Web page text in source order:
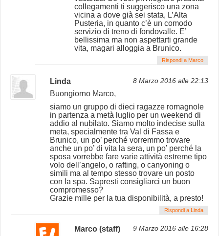
collegamenti ti suggerisco una zona
vicina a dove già sei stata, L’Alta
Pusteria, in quanto c’è un comodo
servizio di treno di fondovalle. E’
bellissima ma non aspettarti grande
vita, magari alloggia a Brunico.
Rispondi a Marco
Linda 8 Marzo 2016 alle 22:13
Buongiorno Marco,
siamo un gruppo di dieci ragazze romagnole
in partenza a metà luglio per un weekend di
addio al nubilato. Siamo molto indecise sulla
meta, specialmente tra Val di Fassa e
Brunico, un po’ perché vorremmo trovare
anche un po’ di vita la sera, un po’ perché la
sposa vorrebbe fare varie attività estreme tipo
volo dell’angelo, o rafting, o canyoning o
simili ma al tempo stesso trovare un posto
con la spa. Sapresti consigliarci un buon
compromesso?
Grazie mille per la tua disponibilità, a presto!
Rispondi a Linda
Marco (staff) 9 Marzo 2016 alle 16:28